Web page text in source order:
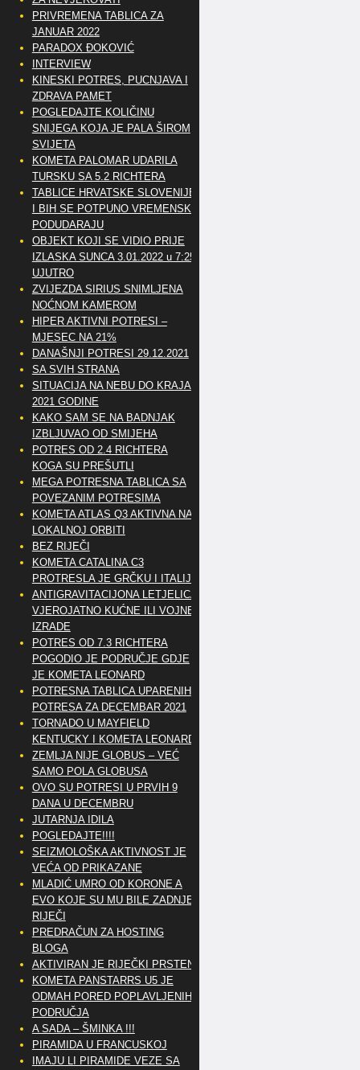
PRIVREMENA TABLICA ZA
JANUAR 2022
PARADOX ĐOKOVIĆ
INTERVIEW
KINESKI POTRES, PUCNJAVA I
ZDRAVA PAMET
POGLEDAJTE KOLIČINU
SNIJEGA KOJA JE PALA ŠIROM
SVIJETA
KOMETA PALOMAR UDARILA
TURSKU SA 5.2 RICHTERA
TABLICE HRVATSKE SLOVENIJE
I BIH SE POTPUNO VREMENSKI
PODUDARAJU
OBJEKT KOJI SE VIDIO PRIJE
IZLASKA SUNCA 3.01.2022 u 7:25
UJUTRO
ZVIJEZDA SIRIUS SNIMLJENA
NOĆNOM KAMEROM
HIPER AKTIVNI POTRESI –
MJESEC NA 21%
DANAŠNJI POTRESI 29.12.2021
SA SVIH STRANA
SITUACIJA NA NEBU DO KRAJA
2021 GODINE
KAKO SAM SE NA BADNJAK
IZBLJUVAO OD SMIJEHA
POTRES OD 2.4 RICHTERA
KOGA SU PREŠUTLI
MEGA POTRESNA TABLICA SA
POVEZANIM POTRESIMA
KOMETA ATLAS Q3 AKTIVNA NA
LOKALNOJ ORBITI
BEZ RIJEČI
KOMETA CATALINA C3
PROTRESLA JE GRČKU I ITALIJU
ANTIGRAVITACIJONA LETJELICA
VJEROJATNO KUĆNE ILI VOJNE
IZRADE
POTRES OD 7.3 RICHTERA
POGODIO JE PODRUČJE GDJE
JE KOMETA LEONARD
POTRESNA TABLICA UPARENIH
POTRESA ZA DECEMBAR 2021
TORNADO U MAYFIELD
KENTUCKY I KOMETA LEONARD
ZEMLJA NIJE GLOBUS – VEĆ
SAMO POLA GLOBUSA
OVO SU POTRESI U PRVIH 9
DANA U DECEMBRU
JUTARNJA IDILA
POGLEDAJTE!!!!
SEIZMOLOŠKA AKTIVNOST JE
VEĆA OD PRIKAZANE
MLADIĆ UMRO OD KORONE A
EVO KOJE SU MU BILE ZADNJE
RIJEČI
PREDRAČUN ZA HOSTING
BLOGA
AKTIVIRAN JE RIJEČKI PRSTEN
KOMETA PANSTARRS U5 JE
ODMAH PORED POPLAVLJENIH
PODRUČJA
A SADA – ŠMINKA !!!
PIRAMIDA U FRANCUSKOJ
IMAJU LI PIRAMIDE VEZE SA